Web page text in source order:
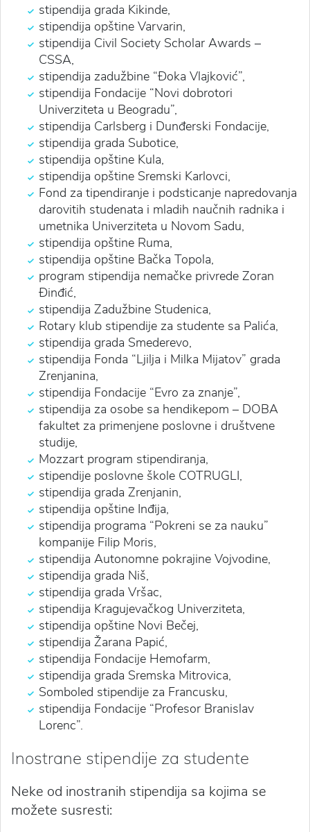
stipendija grada Kikinde,
stipendija opštine Varvarin,
stipendija Civil Society Scholar Awards –
CSSA,
stipendija zadužbine “Đoka Vlajković”,
stipendija Fondacije “Novi dobrotori
Univerziteta u Beogradu”,
stipendija Carlsberg i Dunđerski Fondacije,
stipendija grada Subotice,
stipendija opštine Kula,
stipendija opštine Sremski Karlovci,
Fond za tipendiranje i podsticanje napredovanja
darovitih studenata i mladih naučnih radnika i
umetnika Univerziteta u Novom Sadu,
stipendija opštine Ruma,
stipendija opštine Bačka Topola,
program stipendija nemačke privrede Zoran
Đinđić,
stipendija Zadužbine Studenica,
Rotary klub stipendije za studente sa Palića,
stipendija grada Smederevo,
stipendija Fonda “Ljilja i Milka Mijatov” grada
Zrenjanina,
stipendija Fondacije “Evro za znanje”,
stipendija za osobe sa hendikepom – DOBA
fakultet za primenjene poslovne i društvene
studije,
Mozzart program stipendiranja,
stipendije poslovne škole COTRUGLI,
stipendija grada Zrenjanin,
stipendija opštine Inđija,
stipendija programa “Pokreni se za nauku”
kompanije Filip Moris,
stipendija Autonomne pokrajine Vojvodine,
stipendija grada Niš,
stipendija grada Vršac,
stipendija Kragujevačkog Univerziteta,
stipendija opštine Novi Bečej,
stipendija Žarana Papić,
stipendija Fondacije Hemofarm,
stipendija grada Sremska Mitrovica,
Somboled stipendije za Francusku,
stipendija Fondacije “Profesor Branislav
Lorenc”.
Inostrane stipendije za studente
Neke od inostranih stipendija sa kojima se
možete susresti: